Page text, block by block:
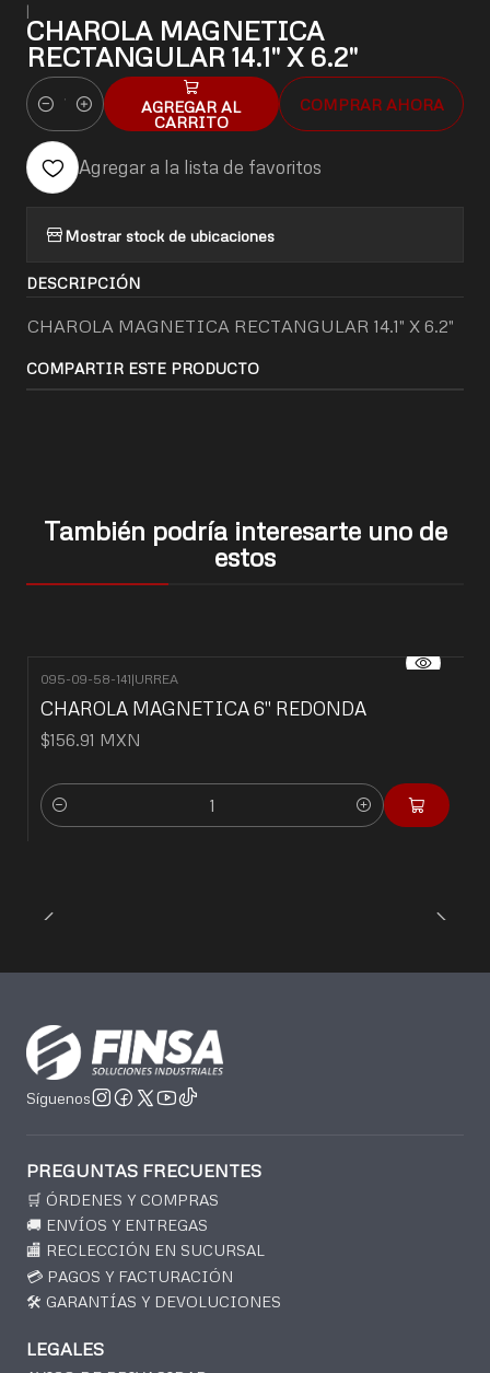
|
CHAROLA MAGNETICA
RECTANGULAR 14.1" X 6.2"
Cantidad
AGREGAR AL
CARRITO
COMPRAR AHORA
Agregar a la lista de favoritos
Mostrar stock de ubicaciones
DESCRIPCIÓN
CHAROLA MAGNETICA RECTANGULAR 14.1" X 6.2"
COMPARTIR ESTE PRODUCTO
También podría interesarte uno de
estos
095-09-58-141|URREA
CHAROLA MAGNETICA 6" REDONDA
$156.91 MXN
Cantidad
Síguenos
PREGUNTAS FRECUENTES
🛒 ÓRDENES Y COMPRAS
🚚 ENVÍOS Y ENTREGAS
🏬 RECLECCIÓN EN SUCURSAL
💳 PAGOS Y FACTURACIÓN
🛠️ GARANTÍAS Y DEVOLUCIONES
LEGALES